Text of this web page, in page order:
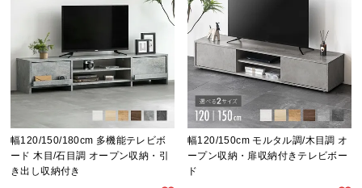
ン
リ
テ
イ幅120/150/180cm 多機能テレビボ
ード 木目/石目調 オープン収納・引
き出し収納付き
幅120/150cm モルタル調/木目調 オ
ープン収納・扉収納付きテレビボー
ド